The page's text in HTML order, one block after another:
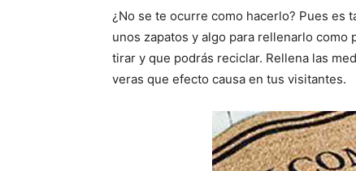
¿No se te ocurre como hacerlo? Pues es
unos zapatos y algo para rellenarlo
tirar y que podrás reciclar. Rellena las
veras que efecto causa en tus visitantes.